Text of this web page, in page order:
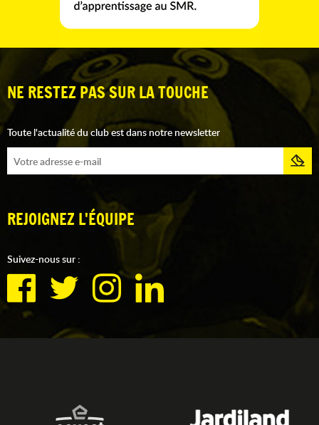
NE RESTEZ PAS SUR LA TOUCHE
Toute l'actualité du club est dans notre newsletter
REJOIGNEZ L'ÉQUIPE
Suivez-nous sur :